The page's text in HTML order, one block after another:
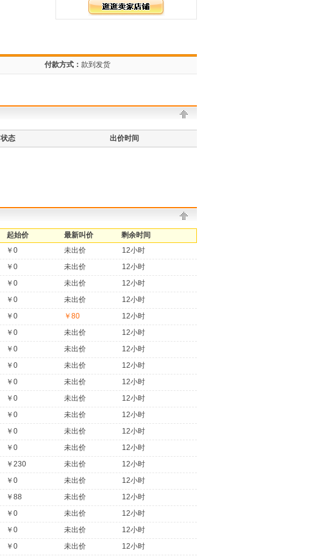
付款方式： 款到发货
状态 出价时间
起始价 最新叫价
剩余时间
￥0 未出价
12小时
￥0 未出价
12小时
￥0 未出价
12小时
￥0 未出价
12小时
￥0 ￥80
12小时
￥0 未出价
12小时
￥0 未出价
12小时
￥0 未出价
12小时
￥0 未出价
12小时
￥0 未出价
12小时
￥0 未出价
12小时
￥0 未出价
12小时
￥0 未出价
12小时
￥230 未出价
12小时
￥0 未出价
12小时
￥88 未出价
12小时
￥0 未出价
12小时
￥0 未出价
12小时
￥0 未出价
12小时